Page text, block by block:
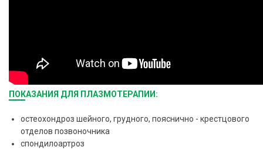
ПОКАЗАНИЯ ДЛЯ ПЛАЗМОТЕРАПИИ:
остеохондроз шейного, грудного, пояснично - крестцового
отделов позвоночника
спондилоартроз